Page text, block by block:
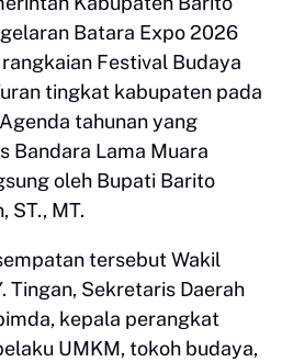
Batara Expo 2026
Festival Budaya
tingkat kabupaten pada
tahunan yang
Bandara Lama Muara
oleh Bupati Barito
ST., MT.
tersebut Wakil
Tingan, Sekretaris Daerah
kepala perangkat
UMKM, tokoh budaya,